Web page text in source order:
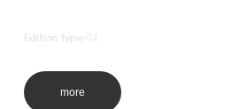
Edi­tion type-
more
N E W S